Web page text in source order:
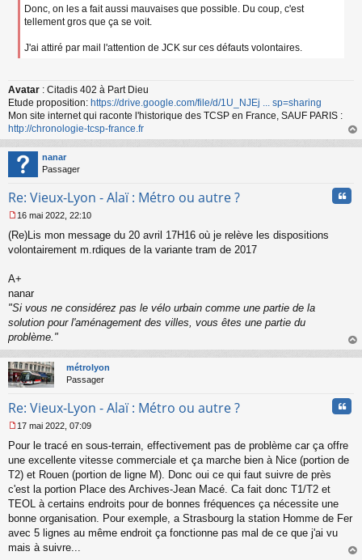
u
Donc, on les a fait aussi mauvaises que possible. Du coup, c'est
tellement gros que ça se voit.
J'ai attiré par mail l'attention de JCK sur ces défauts volontaires.
Avatar : Citadis 402 à Part Dieu
Etude proposition: https://drive.google.com/file/d/1U_NJEj ... sp=sharing
Mon site internet qui raconte l'historique des TCSP en France, SAUF PARIS :
http://chronologie-tcsp-france.fr
au
nanar
Passager
Re: Vieux-Lyon - Alaï : Métro ou autre ?
e
s
g
e
n
o
n
u
16 mai 2022, 22:10
(Re)Lis mon message du 20 avril 17H16 où je relève les dispositions
volontairement m.rdiques de la variante tram de 2017
A+
nanar
"Si vous ne considérez pas le vélo urbain comme une partie de la
solution pour l'aménagement des villes, vous êtes une partie du
problème."
au
métrolyon
Passager
Re: Vieux-Lyon - Alaï : Métro ou autre ?
e
s
s
a
g
e
n
o
n
17 mai 2022, 07:09
Pour le tracé en sous-terrain, effectivement pas de problème car ça offre
une excellente vitesse commerciale et ça marche bien à Nice (portion de
T2) et Rouen (portion de ligne M). Donc oui ce qui faut suivre de près
c'est la portion Place des Archives-Jean Macé. Ca fait donc T1/T2 et
TEOL à certains endroits pour de bonnes fréquences ça nécessite une
bonne organisation. Pour exemple, a Strasbourg la station Homme de Fer
avec 5 lignes au même endroit ça fonctionne pas mal de ce que j'ai vu
mais à suivre...